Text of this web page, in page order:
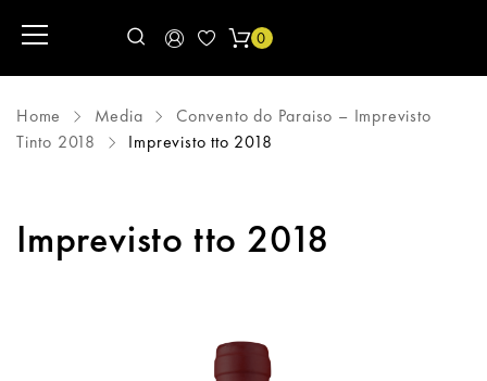
0
Home Media
Convento do Paraiso – Imprevisto
Tinto 2018
Imprevisto tto 2018
Imprevisto tto 2018